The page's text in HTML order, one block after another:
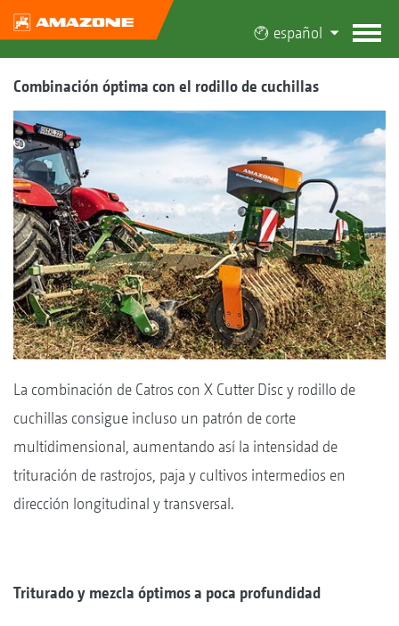
español
Combinación óptima con el rodillo de cuchillas
La combinación de Catros con X Cutter Disc y rodillo de
cuchillas consigue incluso un patrón de corte
multidimensional, aumentando así la intensidad de
trituración de rastrojos, paja y cultivos intermedios en
dirección longitudinal y transversal.
Triturado y mezcla óptimos a poca profundidad